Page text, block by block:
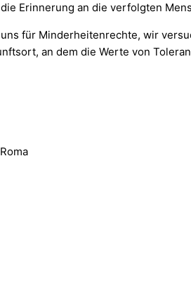
Erinnerung an die verfolgten
für Minderheitenrechte, wir
an dem die Werte von